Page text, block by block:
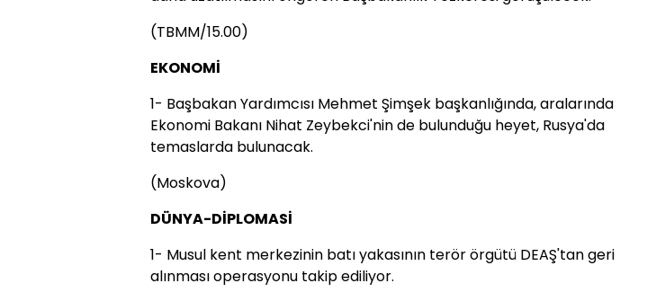
(TBMM/15.00)
EKONOMİ
1- Başbakan Yardımcısı Mehmet Şimşek başkanlığında, aralarında
Ekonomi Bakanı Nihat Zeybekci'nin de bulunduğu heyet, Rusya'da
temaslarda bulunacak.
(Moskova)
DÜNYA-DİPLOMASİ
1- Musul kent merkezinin batı yakasının terör örgütü DEAŞ'tan geri
alınması operasyonu takip ediliyor.